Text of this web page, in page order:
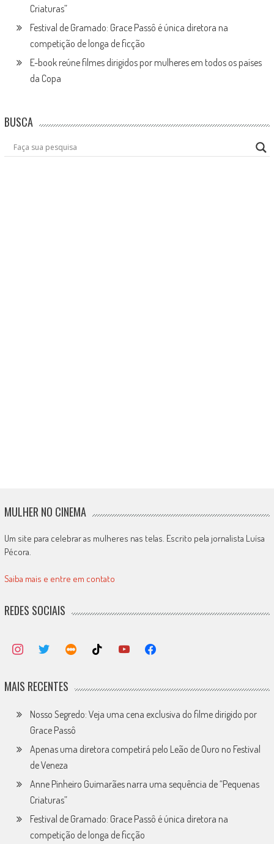
Criaturas”
Festival de Gramado: Grace Passô é única diretora na
competição de longa de ficção
E-book reúne filmes dirigidos por mulheres em todos os países
da Copa
BUSCA
MULHER NO CINEMA
Um site para celebrar as mulheres nas telas. Escrito pela jornalista Luísa
Pécora.
Saiba mais e entre em contato
REDES SOCIAIS
MAIS RECENTES
Nosso Segredo: Veja uma cena exclusiva do filme dirigido por
Grace Passô
Apenas uma diretora competirá pelo Leão de Ouro no Festival
de Veneza
Anne Pinheiro Guimarães narra uma sequência de “Pequenas
Criaturas”
Festival de Gramado: Grace Passô é única diretora na
competição de longa de ficção